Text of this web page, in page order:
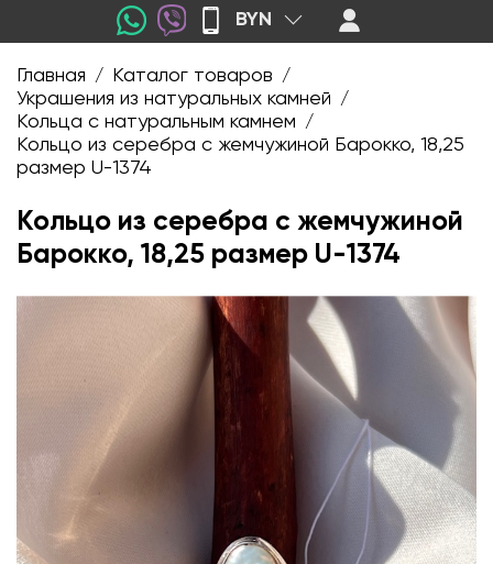
BYN
Главная / Каталог товаров /
Украшения из натуральных камней /
Кольца с натуральным камнем /
Кольцо из серебра с жемчужиной Барокко, 18,25
размер U-1374
Кольцо из серебра с жемчужиной
Барокко, 18,25 размер U-1374